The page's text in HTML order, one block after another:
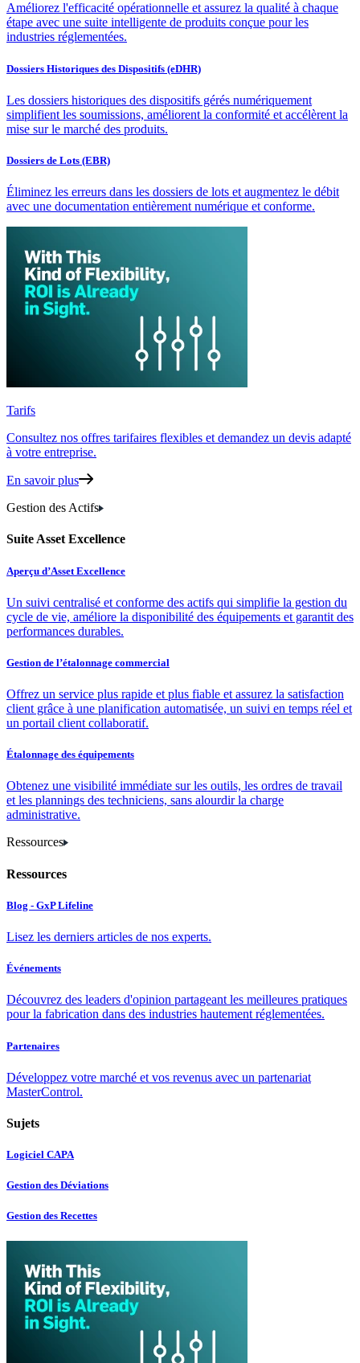
Améliorez l'efficacité opérationnelle et assurez la qualité à chaque
étape avec une suite intelligente de produits conçue pour les
industries réglementées.
Dossiers Historiques des Dispositifs (eDHR)
Les dossiers historiques des dispositifs gérés numériquement
simplifient les soumissions, améliorent la conformité et accélèrent la
mise sur le marché des produits.
Dossiers de Lots (EBR)
Éliminez les erreurs dans les dossiers de lots et augmentez le débit
avec une documentation entièrement numérique et conforme.
Tarifs
Consultez nos offres tarifaires flexibles et demandez un devis adapté
à votre entreprise.
En savoir plus
Gestion des Actifs
Suite Asset Excellence
Aperçu d’Asset Excellence
Un suivi centralisé et conforme des actifs qui simplifie la gestion du
cycle de vie, améliore la disponibilité des équipements et garantit des
performances durables.
Gestion de l’étalonnage commercial
Offrez un service plus rapide et plus fiable et assurez la satisfaction
client grâce à une planification automatisée, un suivi en temps réel et
un portail client collaboratif.
Étalonnage des équipements
Obtenez une visibilité immédiate sur les outils, les ordres de travail
et les plannings des techniciens, sans alourdir la charge
administrative.
Ressources
Ressources
Blog - GxP Lifeline
Lisez les derniers articles de nos experts.
Événements
Découvrez des leaders d'opinion partageant les meilleures pratiques
pour la fabrication dans des industries hautement réglementées.
Partenaires
Développez votre marché et vos revenus avec un partenariat
MasterControl.
Sujets
Logiciel CAPA
Gestion des Déviations
Gestion des Recettes